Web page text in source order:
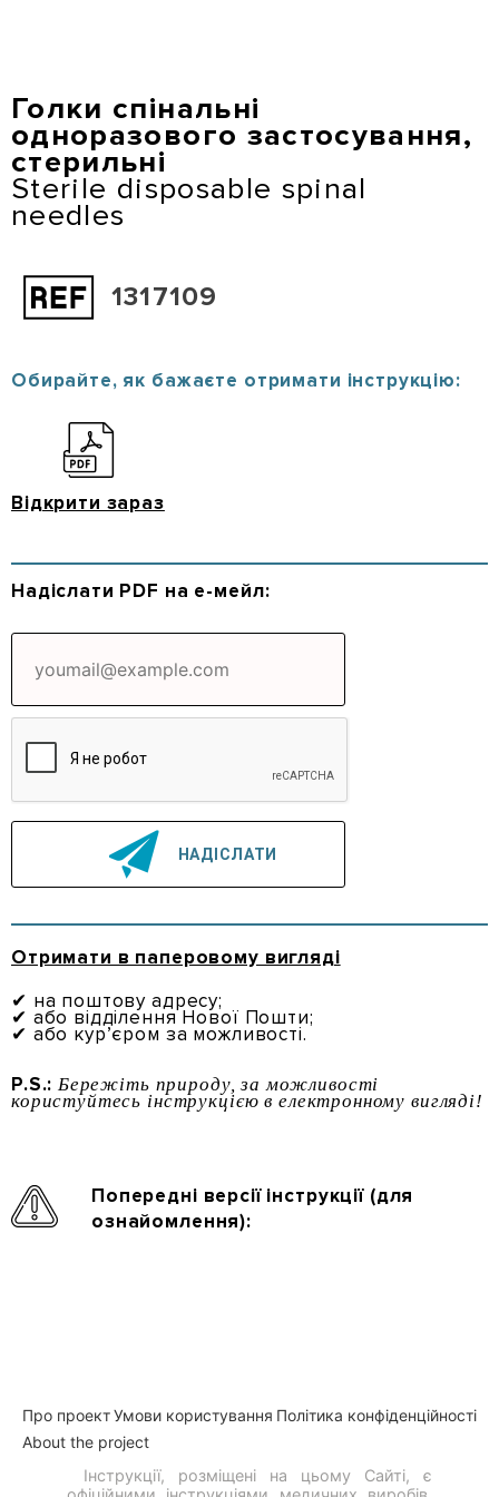
вмісту
Голки спінальні
одноразового застосування,
стерильні
Sterile disposable spinal
needles
1317109
Обирайте, як бажаєте отримати інструкцію:
Відкрити зараз
Надіслати PDF на е-мейл:
Отримати в паперовому вигляді
✔ на поштову адресу;
✔ або відділення Нової Пошти;
✔ або кур’єром за можливості.
P.S.: Бережіть природу, за можливості
користуйтесь інструкцією в електронному вигляді!
Попередні версії інструкції (для
ознайомлення):
Нижній
колонтитул
Про проектУмови користування Політика конфіденційності
About the project
Інструкції, розміщені на цьому Сайті, є